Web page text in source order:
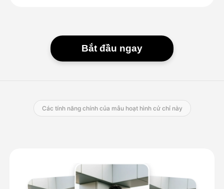
Bắt đầu ngay
Các tính năng chính của mẫu hoạt hình cử chỉ này